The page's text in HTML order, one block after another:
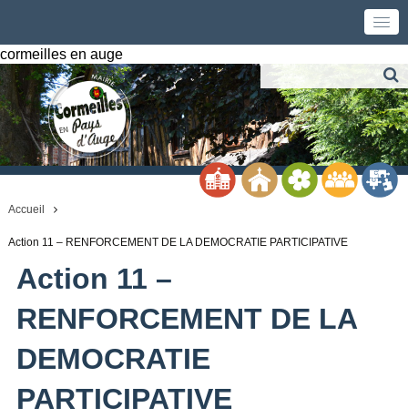
cormeilles en auge
Accueil
Action 11 – RENFORCEMENT DE LA DEMOCRATIE PARTICIPATIVE
Action 11 –
RENFORCEMENT DE LA
DEMOCRATIE
PARTICIPATIVE